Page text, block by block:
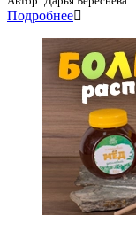
Подробнее